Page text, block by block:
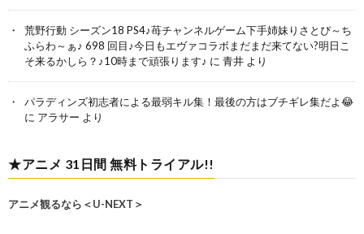
荒野行動 シーズン18 PS4♪苺チャンネルゲーム下手姉妹りさとぴ～ち
ふらわ～ぁ♪ 698 回目♪今日もエヴァコラボまだまだ来てない?明日こ
そ来るかしら？♪10時まで頑張ります♪ に 青井 より
パラディンズ初志者による最弱キル集！最後の方はブチギレ集だよ😂
に アラサー より
★アニメ 31日間 無料トライアル!!
アニメ観るなら＜U-NEXT＞